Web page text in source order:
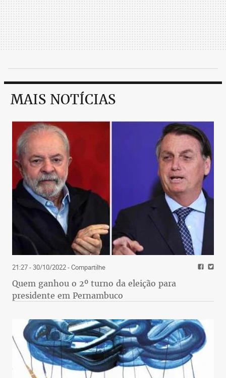
MAIS NOTÍCIAS
21:27 - 30/10/2022- Compartilhe
Quem ganhou o 2º turno da eleição para
presidente em Pernambuco